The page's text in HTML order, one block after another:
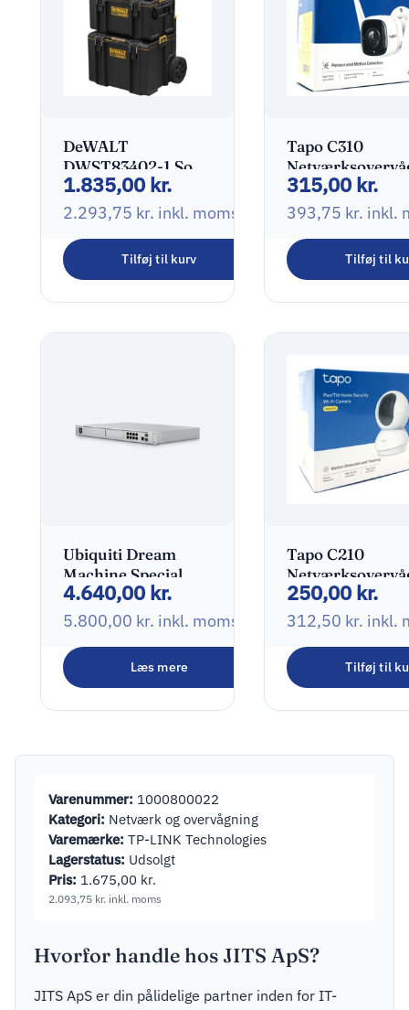
DeWALT
‎DWST83402-1 Sort,
Gul
1.835,00 kr.
2.293,75 kr. inkl. moms
Tilføj til kurv
Tapo C310
Udendørs 2304
1296
315,00 kr.
393,75 kr. inkl.
Tilføj til
Ubiquiti Dream
Machine Special
Edition
4.640,00 kr.
5.800,00 kr. inkl. moms
Læs mere
Tapo C210
250,00 kr.
312,50 kr. inkl.
Tilføj til
Varenummer: 1000800022
Kategori: Netværk og overvågning
Varemærke: TP-LINK Technologies
Lagerstatus: Udsolgt
Pris: 1.675,00 kr.
2.093,75 kr. inkl. moms
Hvorfor handle hos JITS ApS?
JITS ApS er din pålidelige partner inden for IT-